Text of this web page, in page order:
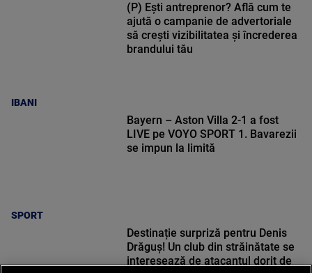
IBANI
(P) Ești antreprenor? Află cum te
ajută o campanie de advertoriale
să crești vizibilitatea și încrederea
brandului tău
SPORT
Bayern – Aston Villa 2-1 a fost
LIVE pe VOYO SPORT 1. Bavarezii
se impun la limită
Destinație surpriză pentru Denis
Drăguș! Un club din străinătate se
interesează de atacantul dorit de